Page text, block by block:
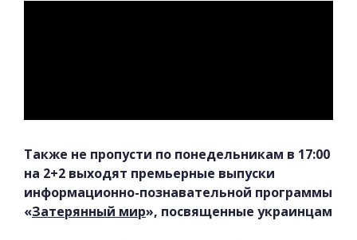
Также не пропусти по понедельникам в 17:00
на 2+2 выходят премьерные выпуски
информационно-познавательной программы
«Затерянный мир», посвященные украинцам